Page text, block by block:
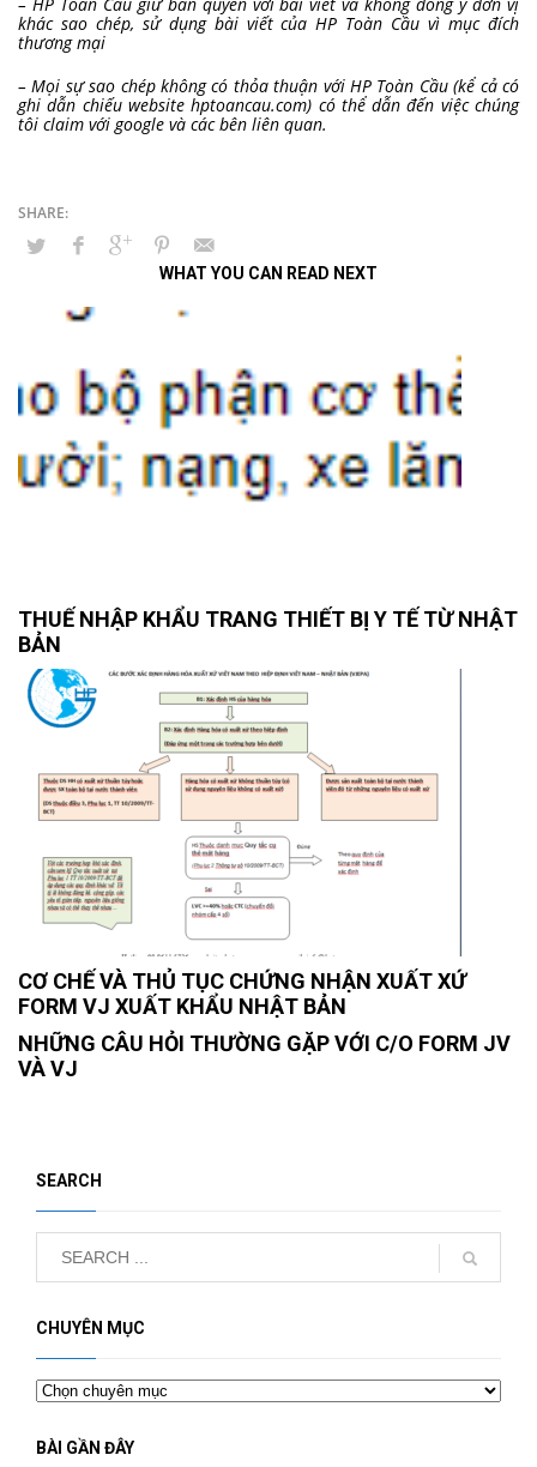
khác sao chép, sử dụng bài viết của HP Toàn Cầu vì mục đích
thương mại
– Mọi sự sao chép không có thỏa thuận với HP Toàn Cầu (kể cả có
ghi dẫn chiếu website hptoancau.com) có thể dẫn đến việc chúng
tôi claim với google và các bên liên quan.
WHAT YOU CAN READ NEXT
THUẾ NHẬP KHẨU TRANG THIẾT BỊ Y TẾ TỪ NHẬT
BẢN
CƠ CHẾ VÀ THỦ TỤC CHỨNG NHẬN XUẤT XỨ
FORM VJ XUẤT KHẨU NHẬT BẢN
NHỮNG CÂU HỎI THƯỜNG GẶP VỚI C/O FORM JV
VÀ VJ
SEARCH
CHUYÊN MỤC
Chuyên
mục
BÀI GẦN ĐÂY